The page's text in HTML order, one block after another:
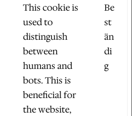
This cookie is
used to
distinguish
between
humans and
bots. This is
beneficial for
the website,
Be
st
än
di
g